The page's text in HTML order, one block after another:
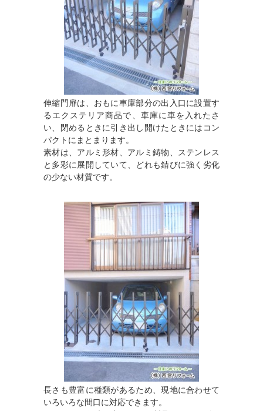
伸縮門扉は、おもに車庫部分の出入口に設置す
るエクステリア商品で、車庫に車を入れたさ
い、閉めるときに引き出し開けたときにはコン
パクトにまとまります。
素材は、アルミ形材、アルミ鋳物、ステンレス
と多彩に展開していて、どれも錆びに強く劣化
の少ない材質です。
長さも豊富に種類があるため、現地に合わせて
いろいろな間口に対応できます。